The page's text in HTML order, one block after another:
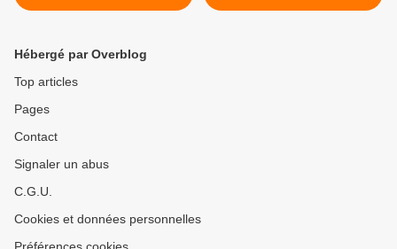
aux parlementaires de la
>
Hébergé par Overblog
Top articles
Pages
Contact
Signaler un abus
C.G.U.
Cookies et données personnelles